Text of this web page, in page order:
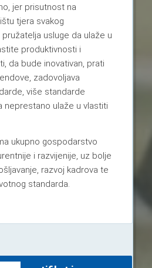
jer prisutnost na
tjera svakog
usluge da ulaže u
produktivnosti i
da bude inovativan, prati
zadovoljava
više standarde
neprestano ulaže u vlastiti
ukupno gospodarstvo
i razvijenije, uz bolje
razvoj kadrova te
standarda.